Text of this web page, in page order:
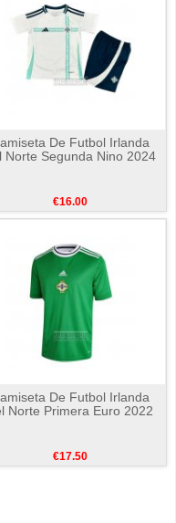
De Futbol Irlanda
Norte Segunda Nino 2024
€16.00
De Futbol Irlanda
Norte Primera Euro 2022
€17.50